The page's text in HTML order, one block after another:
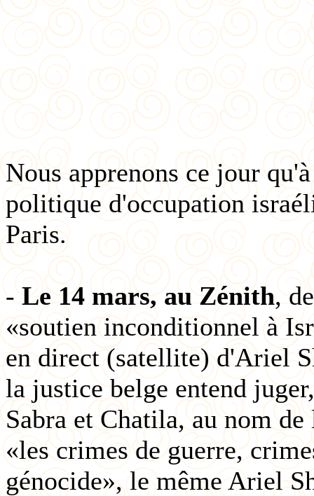
Nous apprenons ce jour
politique d'occupation
Paris.
-Le 14 mars, au Zénith,
«soutien inconditionnel à
en direct (satellite) d'Ariel
la justice belge entend
Sabra et Chatila, au nom
«les crimes de guerre,
génocide», le même Ariel